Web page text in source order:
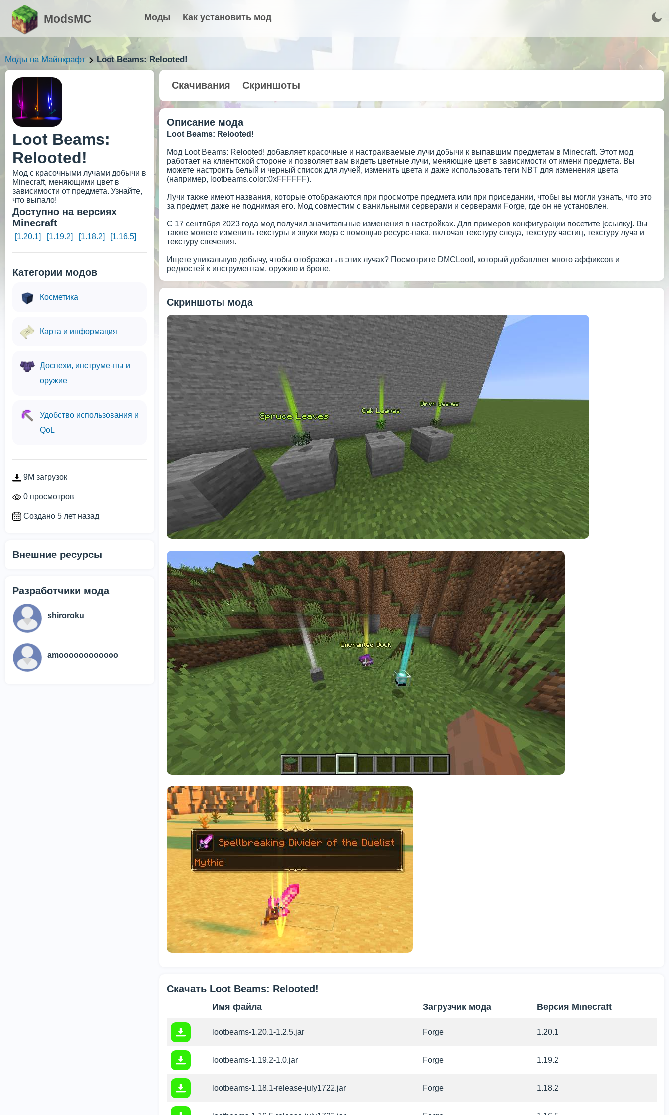
ModsMC Моды Как установить мод
Моды на Майнкрафт Loot Beams: Relooted!
Loot Beams:
Relooted!
Мод с красочными лучами добычи в
Minecraft, меняющими цвет в
зависимости от предмета. Узнайте,
что выпало!
Доступно на версиях
Minecraft
[1.20.1] [1.19.2] [1.18.2] [1.16.5]
Категории модов
Косметика
Карта и информация
Доспехи, инструменты и
оружие
Удобство использования и
QoL
9M загрузок
0 просмотров
Создано 5 лет назад
Внешние ресурсы
Разработчики мода
shiroroku
amoooooooooooo
Скачивания Скриншоты
Описание мода
Loot Beams: Relooted!
Мод Loot Beams: Relooted! добавляет красочные и настраиваемые лучи добычи к выпавшим предметам в Minecraft. Этот мод
работает на клиентской стороне и позволяет вам видеть цветные лучи, меняющие цвет в зависимости от имени предмета. Вы
можете настроить белый и черный список для лучей, изменить цвета и даже использовать теги NBT для изменения цвета
(например, lootbeams.color:0xFFFFFF).
Лучи также имеют названия, которые отображаются при просмотре предмета или при приседании, чтобы вы могли узнать, что это
за предмет, даже не поднимая его. Мод совместим с ванильными серверами и серверами Forge, где он не установлен.
С 17 сентября 2023 года мод получил значительные изменения в настройках. Для примеров конфигурации посетите [ссылку]. Вы
также можете изменить текстуры и звуки мода с помощью ресурс-пака, включая текстуру следа, текстуру частиц, текстуру луча и
текстуру свечения.
Ищете уникальную добычу, чтобы отображать в этих лучах? Посмотрите DMCLoot!, который добавляет много аффиксов и
редкостей к инструментам, оружию и броне.
Скриншоты мода
Скачать Loot Beams: Relooted!
Имя файла Загрузчик мода Версия Minecraft
lootbeams-1.20.1-1.2.5.jar Forge 1.20.1
lootbeams-1.19.2-1.0.jar Forge 1.19.2
lootbeams-1.18.1-release-july1722.jar Forge 1.18.2